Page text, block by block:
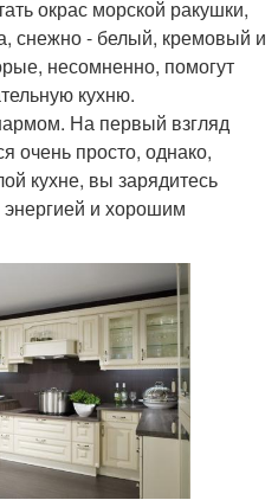
окрас морской ракушки,
снежно - белый, кремовый и
несомненно, помогут
кухню.
На первый взгляд
очень просто, однако,
кухне, вы зарядитесь
и хорошим